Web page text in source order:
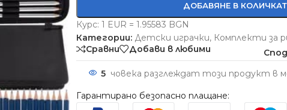
ДОБАВЯНЕ В
Курс: 1 EUR = 1.95583 BGN
Категории: Детски играчки, Комплекти за
Сравни
Добави в любими
5 човека разглеждат този продукт в
Гарантирано безопасно плащане: